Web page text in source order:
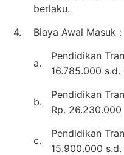
berlaku.
4.
Biaya Awal Masuk :
a.
Pendidikan
16.785.000
b.
Pendidikan
Rp. 26.230.000
c.
Pendidikan
15.900.000